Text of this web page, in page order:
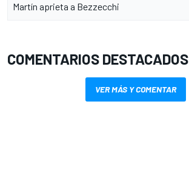
Martín aprieta a Bezzecchi
COMENTARIOS DESTACADOS
VER MÁS Y COMENTAR